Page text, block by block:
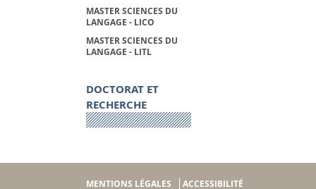
MASTER SCIENCES DU
LANGAGE - LICO
MASTER SCIENCES DU
LANGAGE - LITL
DOCTORAT ET
RECHERCHE
MENTIONS LÉGALES ACCESSIBILITÉ